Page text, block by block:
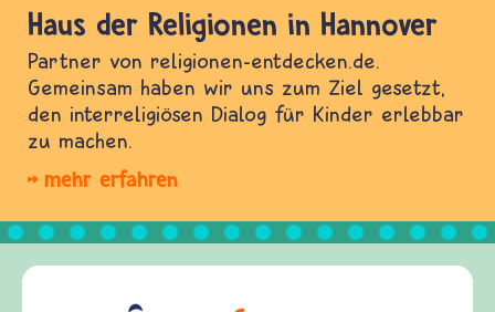
Haus der Religionen in Hannover
Partner von religionen-entdecken.de.
Gemeinsam haben wir uns zum Ziel gesetzt,
den interreligiösen Dialog für Kinder erlebbar
zu machen.
mehr erfahren